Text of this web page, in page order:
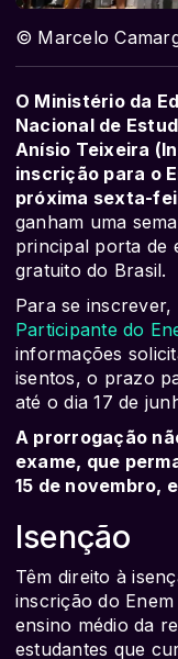
© Marcelo
O Ministério da
Nacional de
Anísio Teixeira
inscrição para o
próxima sexta-
ganham uma
principal porta de
gratuito do Brasil.
Para se
Participante do
informações
isentos, o prazo
até o dia 17 de
A prorrogação
exame, que
15 de novembro,
Isenção
Têm direito à
inscrição do
ensino médio da
estudantes que